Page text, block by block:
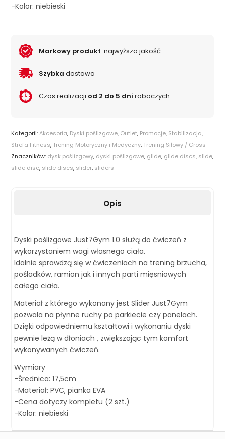
-Kolor: niebieski
Markowy produkt: najwyższa jakość
Szybka dostawa
Czas realizacji od 2 do 5 dni roboczych
Kategorii:Akcesoria, Dyski poślizgowe, Outlet, Promocje, Stabilizacja,
Strefa Fitness, Trening Motoryczny i Medyczny, Trening Siłowy / Cross
Znaczników: dysk poślizgowy, dyski poślizgowe, glide, glide discs, slide,
slide disc, slide discs, slider, sliders
Opis
Dyski poślizgowe Just7Gym 1.0 służą do ćwiczeń z
wykorzystaniem wagi własnego ciała.
Idalnie sprawdzą się w ćwiczeniach na trening brzucha,
pośladków, ramion jak i innych parti mięsniowych
całego ciała.
Materiał z którego wykonany jest Slider Just7Gym
pozwala na płynne ruchy po parkiecie czy panelach.
Dzięki odpowiedniemu kształtowi i wykonaniu dyski
pewnie leżą w dłoniach , zwiększając tym komfort
wykonywanych ćwiczeń.
Wymiary
-Średnica: 17,5cm
-Materiał: PVC, pianka EVA
-Cena dotyczy kompletu (2 szt.)
-Kolor: niebieski